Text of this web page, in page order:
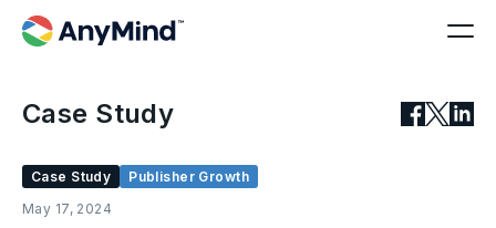
Case Study
Case Study
Publisher Growth
May 17, 2024